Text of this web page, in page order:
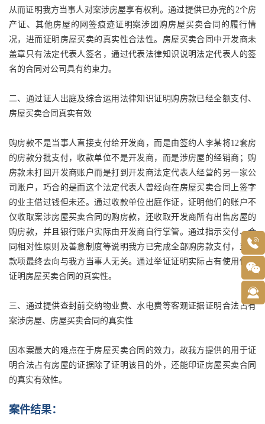
从而证明我方当事人对案涉房屋享有权利。通过提供已办完的2个房
产证、其他房屋的网签痕迹证明案涉团购房屋买卖合同的履行情
况，进而证明房屋买卖的真实性合法性。房屋买卖合同中开发商未
盖章只有法定代表人签名，通过代表法律知识说明法定代表人的签
名的合同对公司具有约束力。
二、通过证人出庭及综合运用法律知识证明购房款已经全额支付、
房屋买卖合同真实有效
购房款不是当事人直接支付给开发商，而是由签约人李某将12套房
的房款分批支付，收款单位不是开发商，而是涉房屋的经销商；购
房款未打回开发商账户而是打到开发商法定代表人经营的另一家公
司账户，巧合的是而这个法定代表人曾经向在房屋买卖合同上签字
的业主借过钱但未还。通过收款单位出庭作证，证明他们的账户不
仅收取案涉房屋买卖合同的购房款，还收取开发商所有出售房屋的
购房款，并且银行账户实际由开发商自行掌管。通过指示交付、合
同相对性原则及善意制度等说明我方已完成全部购房款支付，至于
款项最终去向与我方当事人无关。通过举证证明实际占有使用情况
证明房屋买卖合同的真实性。
三、通过提供查封前交纳物业费、水电费等客观证据证明合法占有
案涉房屋、房屋买卖合同的真实性
因本案最大的难点在于房屋买卖合同的效力，故我方提供的用于证
明合法占有房屋的证据除了证明该目的外，还能印证房屋买卖合同
的真实有效性。
案件结果：